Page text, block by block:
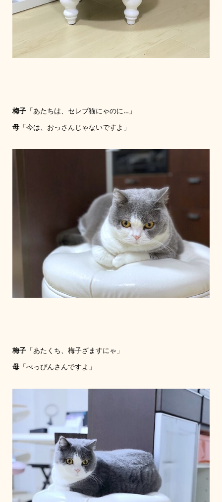
梅子「あたちは、セレブ猫にゃのに…」
母「今は、おっさんじゃないですよ」
梅子「あたくち、梅子ざますにゃ」
母「べっぴんさんですよ」